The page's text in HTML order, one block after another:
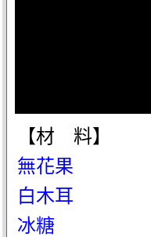
【材 料】
無花果
白木耳
冰糖